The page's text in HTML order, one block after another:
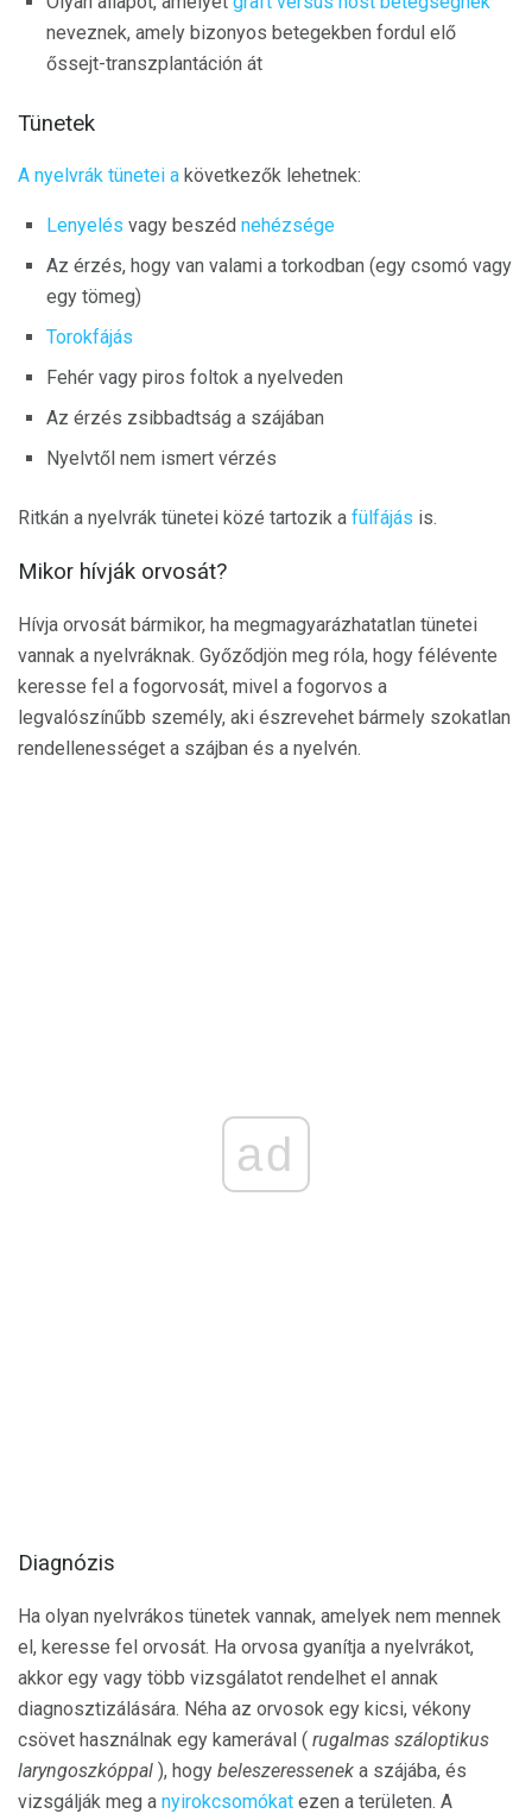
neveznek, amely bizonyos betegekben fordul elő
őssejt-transzplantáción át
Tünetek
A nyelvrák tünetei a következők lehetnek:
Lenyelés vagy beszéd nehézsége
Az érzés, hogy van valami a torkodban (egy csomó vagy
egy tömeg)
Torokfájás
Fehér vagy piros foltok a nyelveden
Az érzés zsibbadtság a szájában
Nyelvtől nem ismert vérzés
Ritkán a nyelvrák tünetei közé tartozik a fülfájás is.
Mikor hívják orvosát?
Hívja orvosát bármikor, ha megmagyarázhatatlan tünetei
vannak a nyelvráknak. Győződjön meg róla, hogy félévente
keresse fel a fogorvosát, mivel a fogorvos a
legvalószínűbb személy, aki észrevehet bármely szokatlan
rendellenességet a szájban és a nyelvén.
ad
Diagnózis
Ha olyan nyelvrákos tünetek vannak, amelyek nem mennek
el, keresse fel orvosát. Ha orvosa gyanítja a nyelvrákot,
akkor egy vagy több vizsgálatot rendelhet el annak
diagnosztizálására. Néha az orvosok egy kicsi, vékony
csövet használnak egy kamerával ( rugalmas száloptikus
laryngoszkóppal ), hogy beleszeressenek a szájába, és
vizsgálják meg a nyirokcsomókat ezen a területen. A